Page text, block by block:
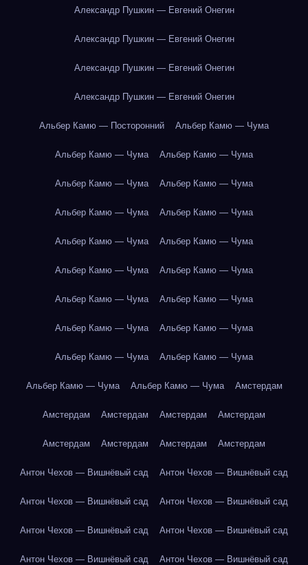
Александр Пушкин — Евгений Онегин
Александр Пушкин — Евгений Онегин
Александр Пушкин — Евгений Онегин
Александр Пушкин — Евгений Онегин
Альбер Камю — Посторонний Альбер Камю — Чума
Альбер Камю — Чума Альбер Камю — Чума
Альбер Камю — Чума Альбер Камю — Чума
Альбер Камю — Чума Альбер Камю — Чума
Альбер Камю — Чума Альбер Камю — Чума
Альбер Камю — Чума Альбер Камю — Чума
Альбер Камю — Чума Альбер Камю — Чума
Альбер Камю — Чума Альбер Камю — Чума
Альбер Камю — Чума Альбер Камю — Чума
Альбер Камю — Чума Альбер Камю — Чума Амстердам
Амстердам Амстердам Амстердам Амстердам
Амстердам Амстердам Амстердам Амстердам
Антон Чехов — Вишнёвый сад Антон Чехов — Вишнёвый сад
Антон Чехов — Вишнёвый сад Антон Чехов — Вишнёвый сад
Антон Чехов — Вишнёвый сад Антон Чехов — Вишнёвый сад
Антон Чехов — Вишнёвый сад Антон Чехов — Вишнёвый сад